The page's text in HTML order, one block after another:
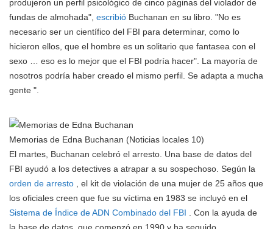
produjeron un perfil psicológico de cinco páginas del violador de
fundas de almohada", escribió Buchanan en su libro. "No es
necesario ser un científico del FBI para determinar, como lo
hicieron ellos, que el hombre es un solitario que fantasea con el
sexo … eso es lo mejor que el FBI podría hacer". La mayoría de
nosotros podría haber creado el mismo perfil. Se adapta a mucha
gente ".
Memorias de Edna Buchanan (Noticias locales 10)
El martes, Buchanan celebró el arresto. Una base de datos del
FBI ayudó a los detectives a atrapar a su sospechoso. Según la
orden de arresto , el kit de violación de una mujer de 25 años que
los oficiales creen que fue su víctima en 1983 se incluyó en el
Sistema de Índice de ADN Combinado del FBI . Con la ayuda de